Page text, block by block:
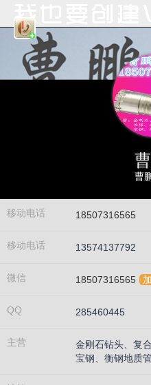
曹
移动电话 18507316565
移动电话 13574137792
微信 18507316565
QQ 285460445
主营
金刚石钻头、复
宝钢、衡钢地质